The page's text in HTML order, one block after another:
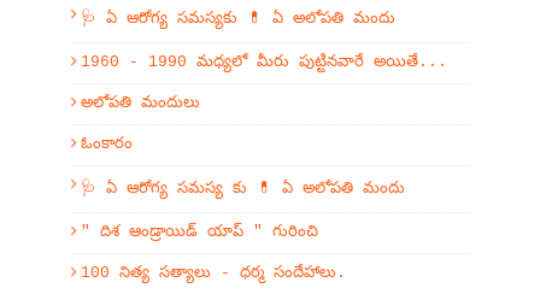
🩺 ఏ ఆరోగ్య సమస్యకు 💊 ఏ అలోపతి మందు
1960 - 1990 మధ్యలో మీరు పుట్టినవారే అయితే...
అలోపతి మందులు
ఓంకారం
🩺 ఏ ఆరోగ్య సమస్య కు 💊 ఏ అలోపతి మందు
" దిశ ఆండ్రాయిడ్ యాప్ " గురించి
100 నిత్య సత్యాలు - ధర్మ సందేహాలు.